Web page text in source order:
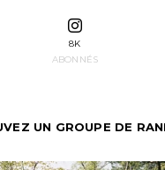
8K
ABONNÉS
UN GROUPE DE